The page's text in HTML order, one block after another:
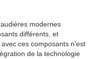
modernes
différents, et
ces composants n'est
de la technologie